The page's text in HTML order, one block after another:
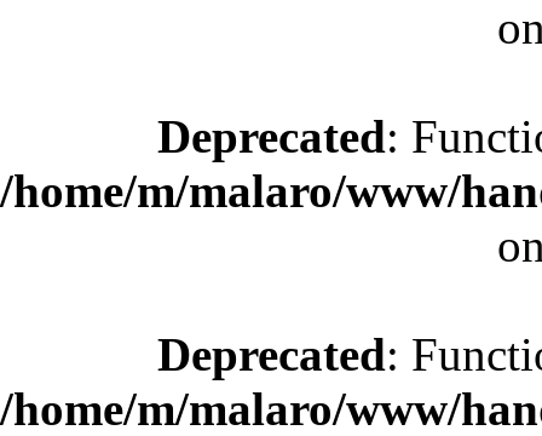
Deprecated:
/home/m/malaro/www/
Deprecated:
/home/m/malaro/www/